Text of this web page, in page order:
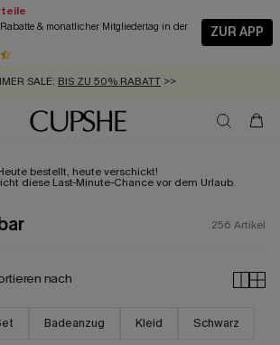
& monatlicher Mitgliedertag in der
ZUR APP
MIT JEDEM SCHNELLVERSAND-ARTIKEL >>
SALE:
BIS ZU -20% EXTRA ERHALTEN
VERSAND AB 89 €
bestellt, heute verschickt!
diese Last-Minute-Chance vor dem Urlaub.
256 Artikel
nach
Badeanzug Kleid Schwarz